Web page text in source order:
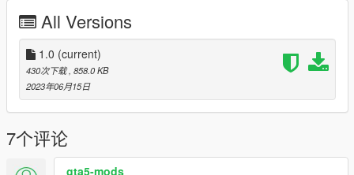
All Versions
1.0 (current)
430次下载 , 858.0 KB
2023年06月15日
7个评论
gta5-mods